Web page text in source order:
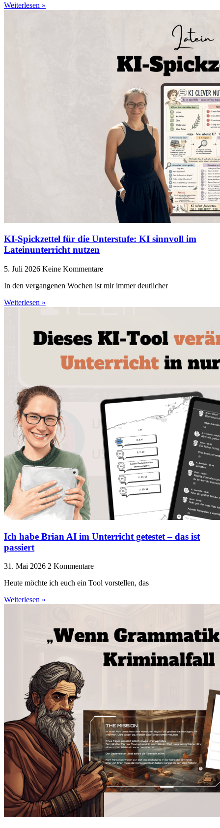
Weiterlesen »
KI-Spickzettel für die Unterstufe: KI sinnvoll im
Lateinunterricht nutzen
5. Juli 2026 Keine Kommentare
In den vergangenen Wochen ist mir immer deutlicher
Weiterlesen »
Ich habe Brian AI im Unterricht getestet – das ist
passiert
31. Mai 2026 2 Kommentare
Heute möchte ich euch ein Tool vorstellen, das
Weiterlesen »